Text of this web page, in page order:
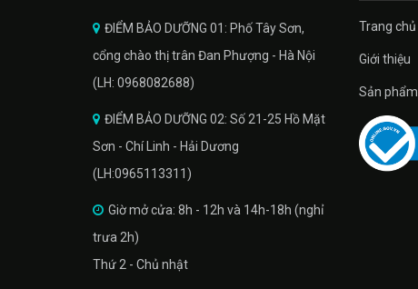
ĐIỂM BẢO DƯỠNG 01: Phố Tây Sơn,
cổng chào thị trân Đan Phượng - Hà Nội
(LH: 0968082688)
ĐIỂM BẢO DƯỠNG 02: Số 21-25 Hồ Mặt
Sơn - Chí Linh - Hải Dương
(LH:0965113311)
Giờ mở cửa: 8h - 12h và 14h-18h (nghỉ
trưa 2h)
Thứ 2 - Chủ nhật
Trang chủ
Giới thiệu
Sản phẩm